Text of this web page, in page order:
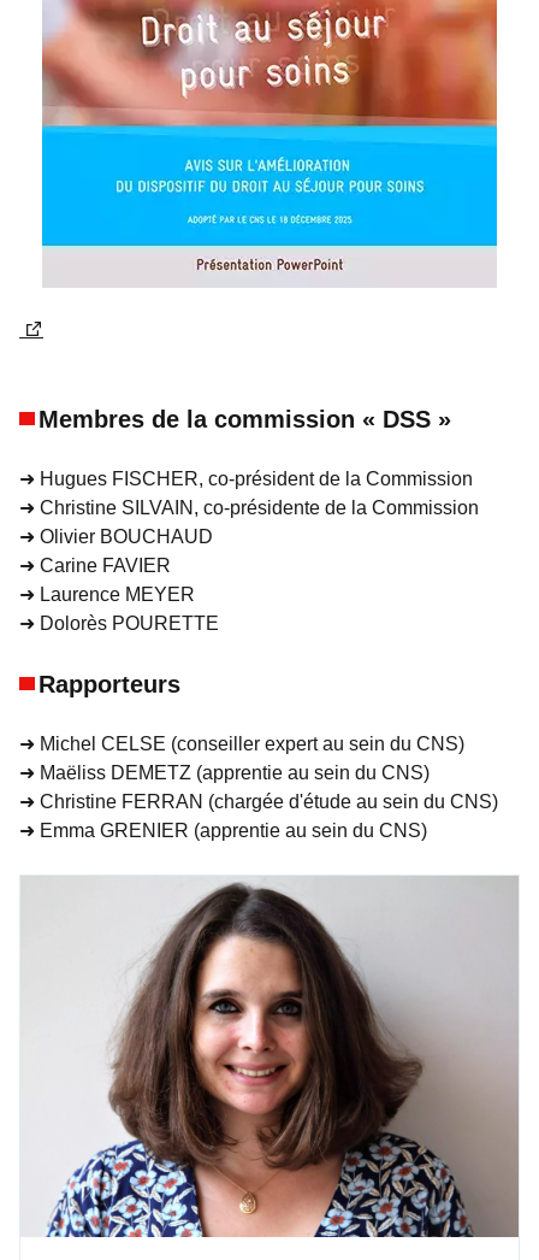
Membres de la commission « DSS »
➜ Hugues FISCHER, co-président de la Commission
➜ Christine SILVAIN, co-présidente de la Commission
➜ Olivier BOUCHAUD
➜ Carine FAVIER
➜ Laurence MEYER
➜ Dolorès POURETTE
Rapporteurs
➜ Michel CELSE (conseiller expert au sein du CNS)
➜ Maëliss DEMETZ (apprentie au sein du CNS)
➜ Christine FERRAN (chargée d'étude au sein du CNS)
➜ Emma GRENIER (apprentie au sein du CNS)
Affiner les résultats